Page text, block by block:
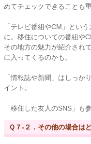
めてチェックできることも
「テレビ番組やCM」とい
に。移住についての番組や
その地方の魅力が紹介され
に入ってくるのかも。
「情報誌や新聞」はしっか
イント。
「移住した友人のSNS」も
Ｑ７-２．その他の場合は